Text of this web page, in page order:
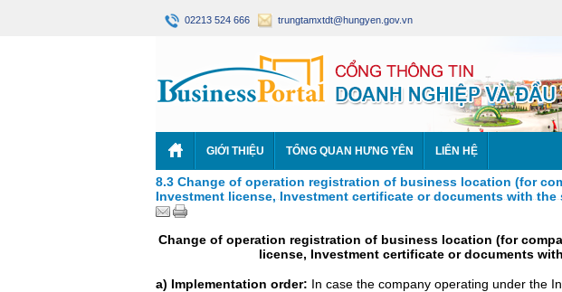
02213 524 666 trungtamxtdt@hungyen.gov.vn
GIỚI THIỆU TỔNG QUAN HƯNG YÊN LIÊN HỆ
8.3 Change of operation registration of business location (for
Investment license, Investment certificate or documents with the
Change of operation registration of business location (for
license, Investment certificate or documents
a) Implementation order: In case the company operating under the